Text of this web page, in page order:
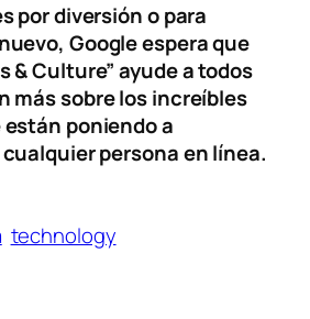
por diversión o para
Google espera que
& Culture” ayude a todos
más sobre los increíbles
poniendo a
persona en línea.
technology